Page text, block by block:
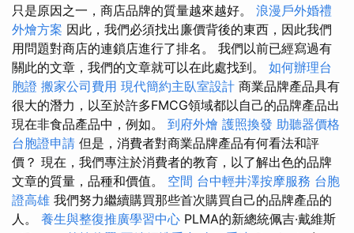
只是原因之一，商店品牌的質量越來越好。 浪漫戶外婚禮
外燴方案 因此，我們必須找出廉價背後的東西，因此我們
用問題對商店的連鎖店進行了排名。 我們以前已經寫過有
關此的文章，我們的文章就可以在此處找到。 如何辦理台
胞證 搬家公司費用 現代簡約主臥室設計 商業品牌產品具有
很大的潛力，以至於許多FMCG領域都以自己的品牌產品出
現在非食品產品中，例如。 到府外燴 護照換發 助聽器價格
台胞證申請 但是，消費者對商業品牌產品有何看法和評
價？ 現在，我們專注於消費者的教育，以了解出色的品牌
文章的質量，品種和價值。 空間 台中輕井澤按摩服務 台胞
證高雄 我們努力繼續購買那些首次購買自己的品牌產品的
人。 養生與整復推廣學習中心 PLMA的新總統佩吉·戴維斯